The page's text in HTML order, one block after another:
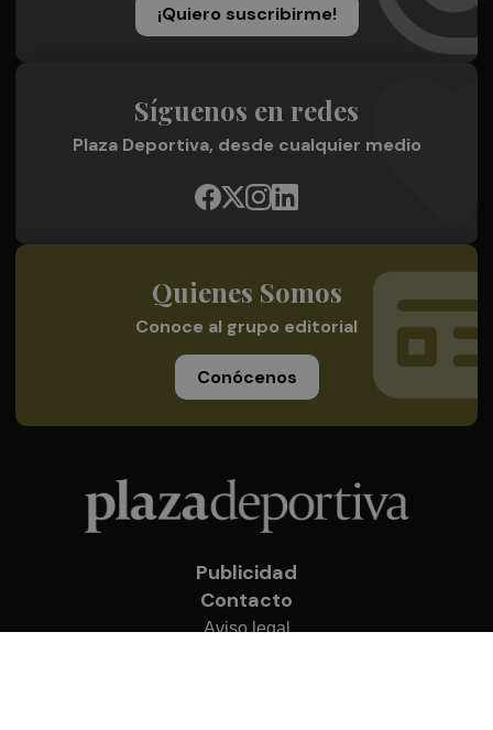
¡Quiero suscribirme!
Síguenos en redes
Plaza Deportiva, desde cualquier medio
Quienes Somos
Conoce al grupo editorial
Conócenos
Publicidad
Contacto
Aviso legal